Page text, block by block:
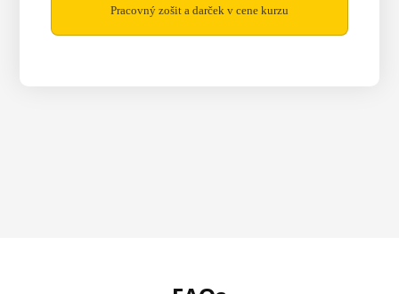
Pracovný zošit a darček v cene kurzu